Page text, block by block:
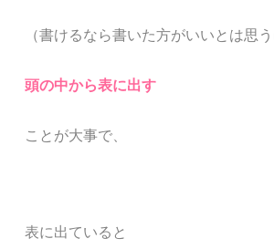
（書けるなら書いた方がいいとは思う
頭の中から表に出す
ことが大事で、
表に出ていると